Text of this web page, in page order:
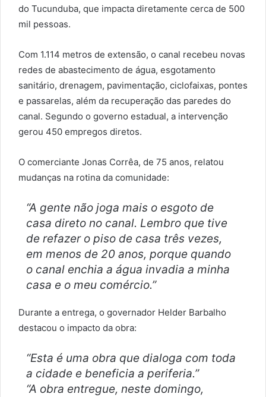
do Tucunduba, que impacta diretamente cerca de 500
mil pessoas.
Com 1.114 metros de extensão, o canal recebeu novas
redes de abastecimento de água, esgotamento
sanitário, drenagem, pavimentação, ciclofaixas, pontes
e passarelas, além da recuperação das paredes do
canal. Segundo o governo estadual, a intervenção
gerou 450 empregos diretos.
O comerciante Jonas Corrêa, de 75 anos, relatou
mudanças na rotina da comunidade:
“A gente não joga mais o esgoto de
casa direto no canal. Lembro que tive
de refazer o piso de casa três vezes,
em menos de 20 anos, porque quando
o canal enchia a água invadia a minha
casa e o meu comércio.”
Durante a entrega, o governador Helder Barbalho
destacou o impacto da obra:
“Esta é uma obra que dialoga com toda
a cidade e beneficia a periferia.”
“A obra entregue, neste domingo,